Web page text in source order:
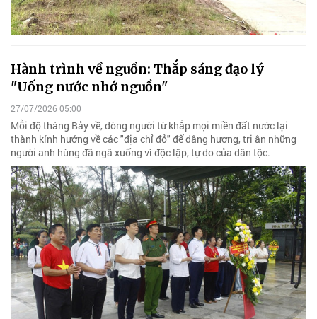
Hành trình về nguồn: Thắp sáng đạo lý
"Uống nước nhớ nguồn"
27/07/2026 05:00
Mỗi độ tháng Bảy về, dòng người từ khắp mọi miền đất nước lại
thành kính hướng về các "địa chỉ đỏ" để dâng hương, tri ân những
người anh hùng đã ngã xuống vì độc lập, tự do của dân tộc.